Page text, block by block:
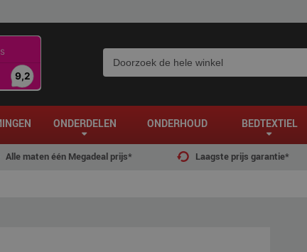
ONDERDELEN ONDERHOUD BEDTEXTIEL
Alle maten één Megadeal prijs* Laagste prijs garantie*